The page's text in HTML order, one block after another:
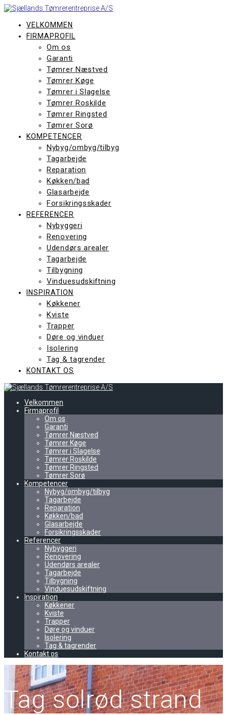
Skip
contentVELKOMMEN
FIRMAPROFIL
Om os
Garanti
Tømrer Næstved
Tømrer Køge
Tømrer i Slagelse
Tømrer Roskilde
Tømrer Ringsted
Tømrer Sorø
KOMPETENCER
Nybyg/ombyg/tilbyg
Tagarbejde
Reparation
Køkken/bad
Glasarbejde
Forsikringsskader
REFERENCER
Nybyggeri
Renovering
Udendørs arealer
Tagarbejde
Tilbygning
Vinduesudskiftning
INSPIRATION
Køkkener
Kviste
Trapper
Døre og vinduer
Isolering
Tag & tagrender
KONTAKT OS
Velkommen
Firmaprofil
Om os
Garanti
Tømrer Næstved
Tømrer Køge
Tømrer i Slagelse
Tømrer Roskilde
Tømrer Ringsted
Tømrer Sorø
Kompetencer
Nybyg/ombyg/tilbyg
Tagarbejde
Reparation
Køkken/bad
Glasarbejde
Forsikringsskader
Referencer
Nybyggeri
Renovering
Udendørs arealer
Tagarbejde
Tilbygning
Vinduesudskiftning
Inspiration
Køkkener
Kviste
Trapper
Døre og vinduer
Isolering
Tag & tagrender
Kontakt os
Tag solrød strand